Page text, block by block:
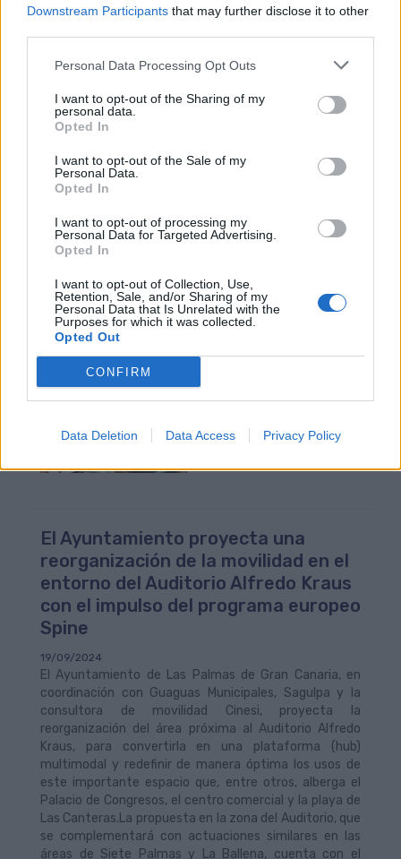
Downstream Participants that may further disclose it to other
Personal Data Processing Opt Outs
I want to opt-out of the Sharing of my
personal data.
Opted In
I want to opt-out of the Sale of my
Personal Data.
Opted In
I want to opt-out of processing my
Personal Data for Targeted Advertising.
Opted In
I want to opt-out of Collection, Use,
Retention, Sale, and/or Sharing of my
Personal Data that Is Unrelated with the
Purposes for which it was collected.
Opted Out
CONFIRM
Data Deletion Data Access Privacy Policy
realizar inversiones que mejoraran el servicio”, ha
necesarios para cambiar de rumbo cuando las
costado navegar en este ambiente porque nos hemos
enfrentado a contextos inéditos y de alta presión”, ha
precisó: “hemos comprobado que necesitamos cultivar
una nueva actitud ante este tipo de desafíos”.
El Ayuntamiento proyecta una
reorganización de la movilidad en el
entorno del Auditorio Alfredo Kraus
con el impulso del programa europeo
Spine
19/09/2024
El Ayuntamiento de Las Palmas de Gran Canaria, en
coordinación con Guaguas Municipales, Sagulpa y la
consultora de movilidad Cinesi, proyecta la
reorganización del área próxima al Auditorio Alfredo
Kraus, para convertirla en una plataforma (hub)
multimodal y redefinir de manera óptima los usos de
este importante espacio que, entre otros, alberga el
Palacio de Congresos, el centro comercial y la playa de
Las Canteras.La propuesta en la zona del Auditorio, que
se complementará con actuaciones similares en las
áreas de Siete Palmas y La Ballena, cuenta con el